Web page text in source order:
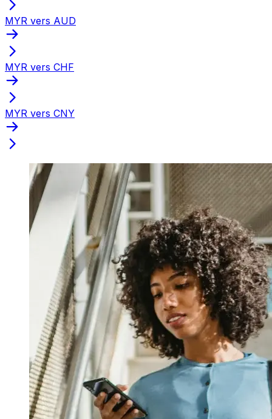
MYR vers AUD
MYR vers CHF
MYR vers CNY